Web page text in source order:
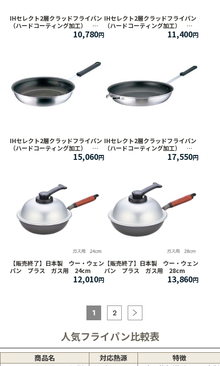
IHセレクト2層クラッドフライパン
（ハードコーティング加工）
10,780
IHセレクト2層クラッドフライパン
（ハードコーティング加工）
11,400
IHセレクト2層クラッドフライパン
（ハードコーティング加工）
15,060
IHセレクト2層クラッドフライパン
（ハードコーティング加工）
17,550
【販売終了】日本製 ウー・ウェン
パン プラス ガス用 24cm
12,010
【販売終了】日本製 ウー・ウェン
パン プラス ガス用 28cm
13,860
1 2
人気フライパン比較表
商品名 対応熱源
特徴